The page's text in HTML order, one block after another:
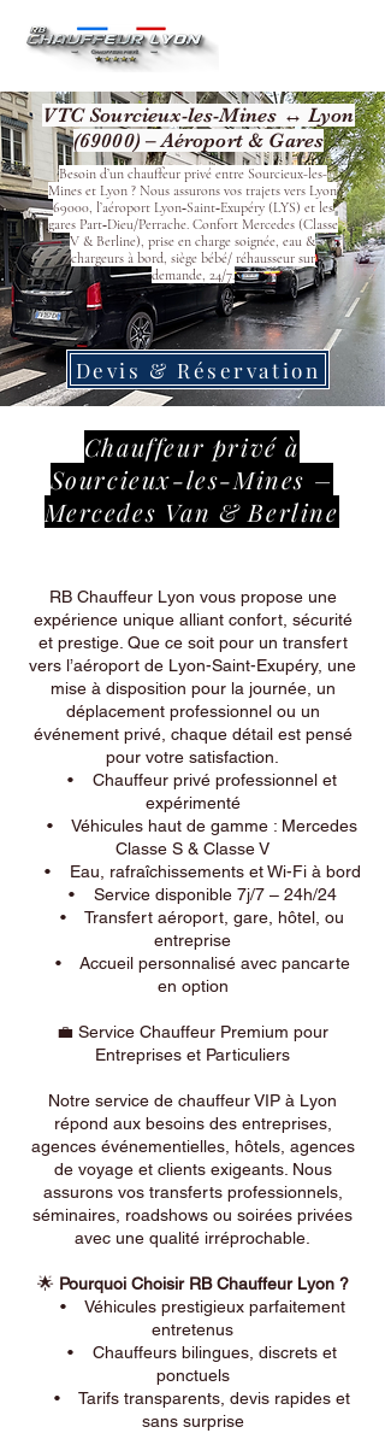
VTC Sourcieux-les-Mines ↔ Lyon
(69000) – Aéroport & Gares
Besoin d’un chauffeur privé entre Sourcieux-les-
Mines et Lyon ? Nous assurons vos trajets vers Lyon
69000, l’aéroport Lyon‑Saint‑Exupéry (LYS) et les
gares Part‑Dieu/Perrache. Confort Mercedes (Classe
V & Berline), prise en charge soignée, eau &
chargeurs à bord, siège bébé/ réhausseur sur
demande, 24/7.
Devis & Réservation
Chauffeur privé à
Sourcieux-les-Mines –
Mercedes Van & Berline
RB Chauffeur Lyon vous propose une
expérience unique alliant confort, sécurité
et prestige. Que ce soit pour un transfert
vers l’aéroport de Lyon-Saint-Exupéry, une
mise à disposition pour la journée, un
déplacement professionnel ou un
événement privé, chaque détail est pensé
pour votre satisfaction.
• Chauffeur privé professionnel et
expérimenté
• Véhicules haut de gamme : Mercedes
Classe S & Classe V
• Eau, rafraîchissements et Wi-Fi à bord
• Service disponible 7j/7 – 24h/24
• Transfert aéroport, gare, hôtel, ou
entreprise
• Accueil personnalisé avec pancarte
en option
💼 Service Chauffeur Premium pour
Entreprises et Particuliers
Notre service de chauffeur VIP à Lyon
répond aux besoins des entreprises,
agences événementielles, hôtels, agences
de voyage et clients exigeants. Nous
assurons vos transferts professionnels,
séminaires, roadshows ou soirées privées
avec une qualité irréprochable.
🌟 Pourquoi Choisir RB Chauffeur Lyon ?
• Véhicules prestigieux parfaitement
entretenus
• Chauffeurs bilingues, discrets et
ponctuels
• Tarifs transparents, devis rapides et
sans surprise